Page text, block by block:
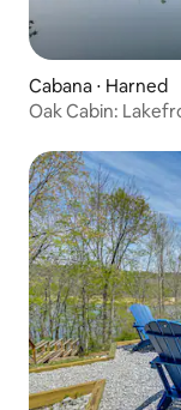
Cabana ⋅ Harned
Oak Cabin: